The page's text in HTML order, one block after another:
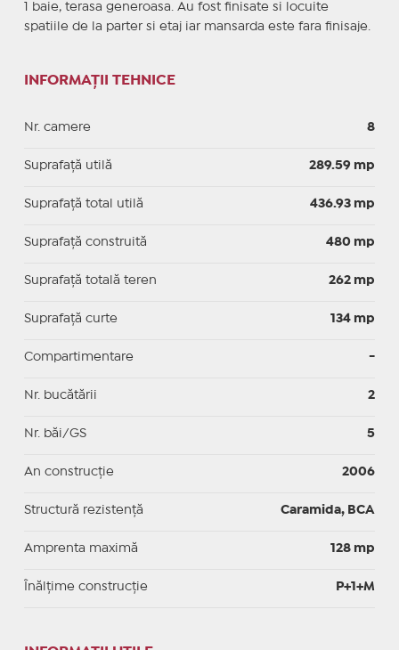
1 baie, terasa generoasa. Au fost finisate si locuite
spatiile de la parter si etaj iar mansarda este fara finisaje.
INFORMAȚII TEHNICE
Nr. camere 8
Suprafaţă utilă 289.59 mp
Suprafaţă total utilă 436.93 mp
Suprafaţă construită 480 mp
Suprafață totală teren 262 mp
Suprafaţă curte 134 mp
Compartimentare -
Nr. bucătării 2
Nr. băi/GS 5
An construcție 2006
Structură rezistență Caramida, BCA
Amprenta maximă 128 mp
Înălțime construcție P+1+M